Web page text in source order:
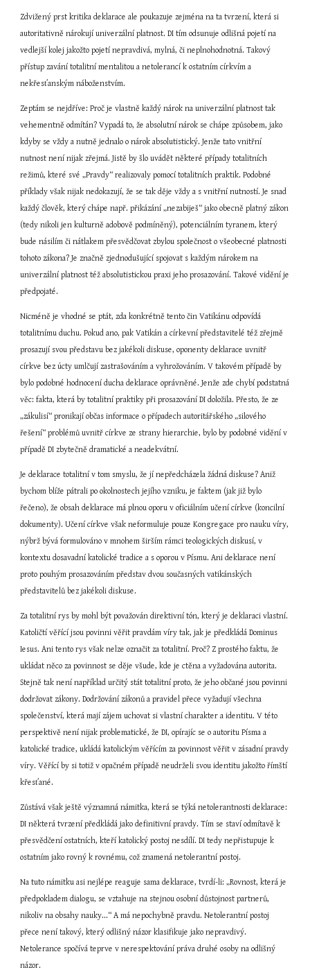
Zdvižený prst kritika deklarace ale poukazuje zejména na ta tvrzení, která si
autoritativně nárokují univerzální platnost. DI tím odsunuje odlišná pojetí na
vedlejší kolej jakožto pojetí nepravdivá, mylná, či neplnohodnotná. Takový
přístup zavání totalitní mentalitou a netolerancí k ostatním církvím a
nekřesťanským náboženstvím.
Zeptám se nejdříve: Proč je vlastně každý nárok na univerzální platnost tak
vehementně odmítán? Vypadá to, že absolutní nárok se chápe způsobem, jako
kdyby se vždy a nutně jednalo o nárok absolutistický. Jenže tato vnitřní
nutnost není nijak zřejmá. Jistě by šlo uvádět některé případy totalitních
režimů, které své „Pravdy“ realizovaly pomocí totalitních praktik. Podobné
příklady však nijak nedokazují, že se tak děje vždy a s vnitřní nutností. Je snad
každý člověk, který chápe např. přikázání „nezabiješ“ jako obecně platný zákon
(tedy nikoli jen kulturně adobově podmíněný), potenciálním tyranem, který
bude násilím či nátlakem přesvědčovat zbylou společnost o všeobecné platnosti
tohoto zákona? Je značně zjednodušující spojovat s každým nárokem na
univerzální platnost též absolutistickou praxi jeho prosazování. Takové vidění je
předpojaté.
Nicméně je vhodné se ptát, zda konkrétně tento čin Vatikánu odpovídá
totalitnímu duchu. Pokud ano, pak Vatikán a církevní představitelé též zřejmě
prosazují svou představu bez jakékoli diskuse, oponenty deklarace uvnitř
církve bez úcty umlčují zastrašováním a vyhrožováním. V takovém případě by
bylo podobné hodnocení ducha deklarace oprávněné. Jenže zde chybí podstatná
věc: fakta, která by totalitní praktiky při prosazování DI doložila. Přesto, že ze
„zákulisí“ pronikají občas informace o případech autoritářského „silového
řešení“ problémů uvnitř církve ze strany hierarchie, bylo by podobné vidění v
případě DI zbytečně dramatické a neadekvátní.
Je deklarace totalitní v tom smyslu, že jí nepředcházela žádná diskuse? Aniž
bychom blíže pátrali po okolnostech jejího vzniku, je faktem (jak již bylo
řečeno), že obsah deklarace má plnou oporu v oficiálním učení církve (koncilní
dokumenty). Učení církve však neformuluje pouze Kongregace pro nauku víry,
nýbrž bývá formulováno v mnohem širším rámci teologických diskusí, v
kontextu dosavadní katolické tradice a s oporou v Písmu. Ani deklarace není
proto pouhým prosazováním představ dvou současných vatikánských
představitelů bez jakékoli diskuse.
Za totalitní rys by mohl být považován direktivní tón, který je deklaraci vlastní.
Katoličtí věřící jsou povinni věřit pravdám víry tak, jak je předkládá Dominus
Iesus. Ani tento rys však nelze označit za totalitní. Proč? Z prostého faktu, že
ukládat něco za povinnost se děje všude, kde je ctěna a vyžadována autorita.
Stejně tak není například určitý stát totalitní proto, že jeho občané jsou povinni
dodržovat zákony. Dodržování zákonů a pravidel přece vyžadují všechna
společenství, která mají zájem uchovat si vlastní charakter a identitu. V této
perspektivě není nijak problematické, že DI, opírajíc se o autoritu Písma a
katolické tradice, ukládá katolickým věřícím za povinnost věřit v zásadní pravdy
víry. Věřící by si totiž v opačném případě neudrželi svou identitu jakožto římští
křesťané.
Zůstává však ještě významná námitka, která se týká netolerantnosti deklarace:
DI některá tvrzení předkládá jako definitivní pravdy. Tím se staví odmítavě k
přesvědčení ostatních, kteří katolický postoj nesdílí. DI tedy nepřistupuje k
ostatním jako rovný k rovnému, což znamená netolerantní postoj.
Na tuto námitku asi nejlépe reaguje sama deklarace, tvrdí-li: „Rovnost, která je
předpokladem dialogu, se vztahuje na stejnou osobní důstojnost partnerů,
nikoliv na obsahy nauky...“ A má nepochybně pravdu. Netolerantní postoj
přece není takový, který odlišný názor klasifikuje jako nepravdivý.
Netolerance spočívá teprve v nerespektování práva druhé osoby na odlišný
názor.